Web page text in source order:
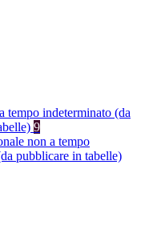
tempo indeterminato (da
9
non a tempo
pubblicare in tabelle)